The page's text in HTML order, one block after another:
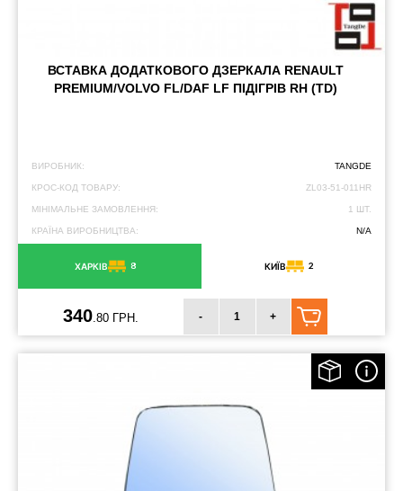
ВСТАВКА ДОДАТКОВОГО ДЗЕРКАЛА RENAULT
PREMIUM/VOLVO FL/DAF LF ПІДІГРІВ RH (TD)
ВИРОБНИК: TANGDE
КРОС-КОД ТОВАРУ: ZL03-51-011HR
МІНІМАЛЬНЕ ЗАМОВЛЕННЯ: 1 ШТ.
КРАЇНА ВИРОБНИЦТВА: N/A
ХАРКІВ 8 КИЇВ 2
340.80 ГРН. - +